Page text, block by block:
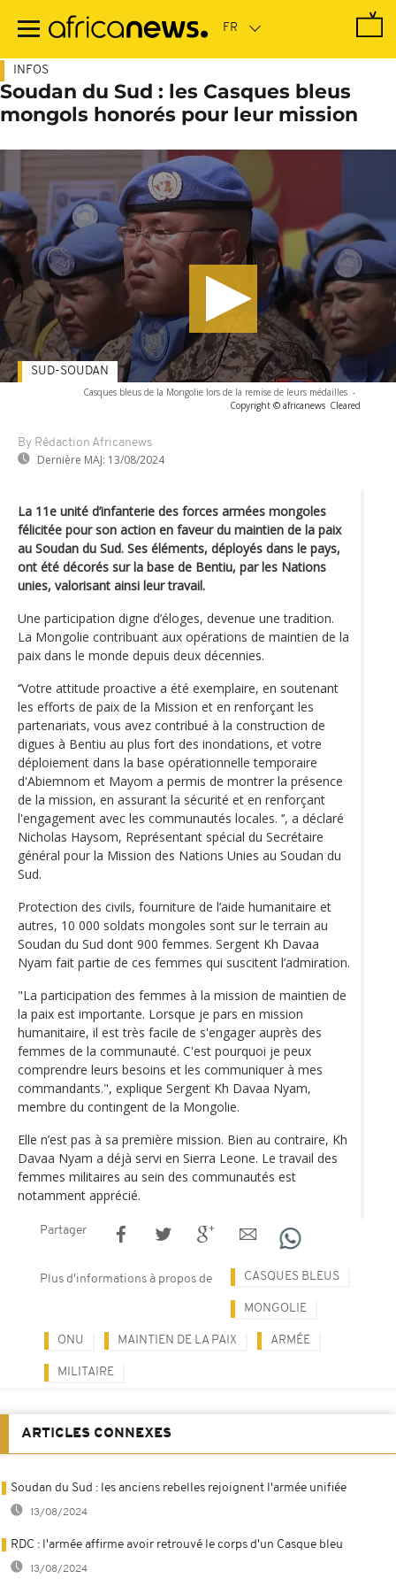
contenu
INFOS
Soudan du Sud : les Casques bleus
mongols honorés pour leur mission
Casques bleus de la Mongolie lors de la remise de leurs médailles -
Copyright © africanews Cleared
By Rédaction Africanews
Dernière MAJ: 13/08/2024
SUD-SOUDAN
La 11e unité d’infanterie des forces armées mongoles
félicitée pour son action en faveur du maintien de la paix
au Soudan du Sud. Ses éléments, déployés dans le pays,
ont été décorés sur la base de Bentiu, par les Nations
unies, valorisant ainsi leur travail.
Une participation digne d’éloges, devenue une tradition.
La Mongolie contribuant aux opérations de maintien de la
paix dans le monde depuis deux décennies.
‘’Votre attitude proactive a été exemplaire, en soutenant
les efforts de paix de la Mission et en renforçant les
partenariats, vous avez contribué à la construction de
digues à Bentiu au plus fort des inondations, et votre
déploiement dans la base opérationnelle temporaire
d'Abiemnom et Mayom a permis de montrer la présence
de la mission, en assurant la sécurité et en renforçant
l'engagement avec les communautés locales. ‘’, a déclaré
Nicholas Haysom, Représentant spécial du Secrétaire
général pour la Mission des Nations Unies au Soudan du
Sud.
Protection des civils, fourniture de l’aide humanitaire et
autres, 10 000 soldats mongoles sont sur le terrain au
Soudan du Sud dont 900 femmes. Sergent Kh Davaa
Nyam fait partie de ces femmes qui suscitent l’admiration.
"La participation des femmes à la mission de maintien de
la paix est importante. Lorsque je pars en mission
humanitaire, il est très facile de s'engager auprès des
femmes de la communauté. C'est pourquoi je peux
comprendre leurs besoins et les communiquer à mes
commandants.", explique Sergent Kh Davaa Nyam,
membre du contingent de la Mongolie.
Elle n’est pas à sa première mission. Bien au contraire, Kh
Davaa Nyam a déjà servi en Sierra Leone. Le travail des
femmes militaires au sein des communautés est
notamment apprécié.
Partager
Plus d'informations à propos de CASQUES BLEUS
MONGOLIE
ONU MAINTIEN DE LA PAIX ARMÉE
MILITAIRE
ARTICLES CONNEXES
Soudan du Sud : les anciens rebelles rejoignent l'armée unifiée
13/08/2024
RDC : l'armée affirme avoir retrouvé le corps d'un Casque bleu
13/08/2024